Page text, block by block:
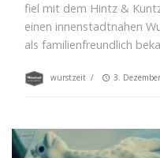
fiel mit dem Hintz &
einen innenstadtnahen
als familienfreundlich
wurstzeit / 3.